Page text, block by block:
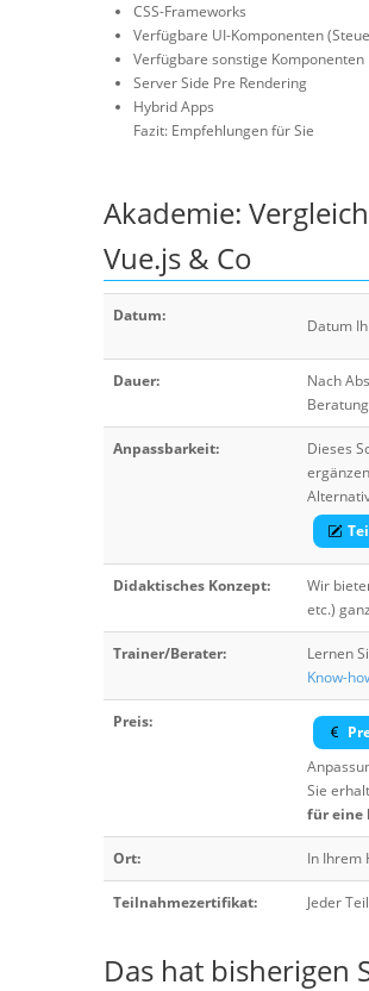
CSS-Frameworks
Verfügbare UI-Komponenten
Verfügbare sonstige Komponenten
Server Side Pre Rendering
Hybrid Apps
Fazit: Empfehlungen für Sie
Akademie:
Vue.js & Co
Datum:
Datum
Dauer:
Nach
Anpassbarkeit: Dieses
Didaktisches Konzept: Wir
etc.)
Trainer/Berater: Lernen
Know-
Preis:
Sie
für eine
Ort: In Ihrem
Teilnahmezertifikat: Jeder
Das hat bisherigen